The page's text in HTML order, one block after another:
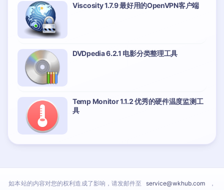
Viscosity 1.7.9 最好用的OpenVPN客户端
DVDpedia 6.2.1 电影分类整理工具
Temp Monitor 1.1.2 优秀的硬件温度监测工
具
如本站的内容对您的权利造成了影响，请发邮件至 service@wkhub.com ，